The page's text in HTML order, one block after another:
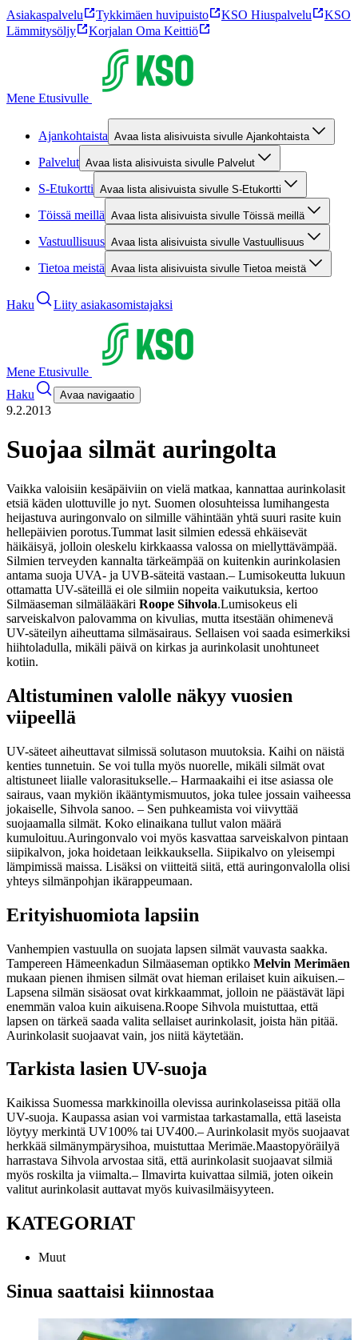
Asiakaspalvelu Tykkimäen huvipuisto KSO Hiuspalvelu
KSO
Lämmitysöljy
Korjalan Oma Keittiö
Mene Etusivulle
Ajankohtaista Avaa lista alisivuista sivulle Ajankohtaista
Palvelut Avaa lista alisivuista sivulle Palvelut
S-Etukortti Avaa lista alisivuista sivulle S-Etukortti
Töissä meillä Avaa lista alisivuista sivulle Töissä meillä
Vastuullisuus Avaa lista alisivuista sivulle Vastuullisuus
Tietoa meistä Avaa lista alisivuista sivulle Tietoa meistä
Haku Liity asiakasomistajaksi
Mene Etusivulle
Haku
Avaa navigaatio
9.2.2013
Suojaa silmät auringolta
Vaikka valoisiin kesäpäiviin on vielä matkaa, kannattaa aurinkolasit
etsiä käden ulottuville jo nyt. Suomen olosuhteissa lumihangesta
heijastuva auringonvalo on silmille vähintään yhtä suuri rasite kuin
hellepäivien porotus.Tummat lasit silmien edessä ehkäisevät
häikäisyä, jolloin oleskelu kirkkaassa valossa on miellyttävämpää.
Silmien terveyden kannalta tärkeämpää on kuitenkin aurinkolasien
antama suoja UVA- ja UVB-säteitä vastaan.– Lumisokeutta lukuun
ottamatta UV-säteillä ei ole silmiin nopeita vaikutuksia, kertoo
Silmäaseman silmälääkäri Roope Sihvola.Lumisokeus eli
sarveiskalvon palovamma on kivulias, mutta itsestään ohimenevä
UV-säteilyn aiheuttama silmäsairaus. Sellaisen voi saada esimerkiksi
hiihtoladulla, mikäli päivä on kirkas ja aurinkolasit unohtuneet
kotiin.
Altistuminen valolle näkyy vuosien
viipeellä
UV-säteet aiheuttavat silmissä solutason muutoksia. Kaihi on näistä
kenties tunnetuin. Se voi tulla myös nuorelle, mikäli silmät ovat
altistuneet liialle valorasitukselle.– Harmaakaihi ei itse asiassa ole
sairaus, vaan mykiön ikääntymismuutos, joka tulee jossain vaiheessa
jokaiselle, Sihvola sanoo. – Sen puhkeamista voi viivyttää
suojaamalla silmät. Koko elinaikana tullut valon määrä
kumuloituu.Auringonvalo voi myös kasvattaa sarveiskalvon pintaan
siipikalvon, joka hoidetaan leikkauksella. Siipikalvo on yleisempi
lämpimissä maissa. Lisäksi on viitteitä siitä, että auringonvalolla olisi
yhteys silmänpohjan ikärappeumaan.
Erityishuomiota lapsiin
Vanhempien vastuulla on suojata lapsen silmät vauvasta saakka.
Tampereen Hämeenkadun Silmäaseman optikko Melvin Merimäen
mukaan pienen ihmisen silmät ovat hieman erilaiset kuin aikuisen.–
Lapsena silmän sisäosat ovat kirkkaammat, jolloin ne päästävät läpi
enemmän valoa kuin aikuisena.Roope Sihvola muistuttaa, että
lapsen on tärkeä saada valita sellaiset aurinkolasit, joista hän pitää.
Aurinkolasit suojaavat vain, jos niitä käytetään.
Tarkista lasien UV-suoja
Kaikissa Suomessa markkinoilla olevissa aurinkolaseissa pitää olla
UV-suoja. Kaupassa asian voi varmistaa tarkastamalla, että laseista
löytyy merkintä UV100% tai UV400.– Aurinkolasit myös suojaavat
herkkää silmänympärysihoa, muistuttaa Merimäe.Maastopyöräilyä
harrastava Sihvola arvostaa sitä, että aurinkolasit suojaavat silmiä
myös roskilta ja viimalta.– Ilmavirta kuivattaa silmiä, joten oikein
valitut aurinkolasit auttavat myös kuivasilmäisyyteen.
KATEGORIAT
Muut
Sinua saattaisi kiinnostaa